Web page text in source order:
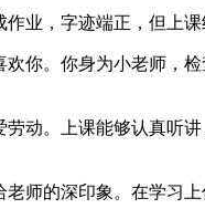
，字迹端正，但上课
。你身为小老师，检
。上课能够认真听讲
的深印象。在学习上